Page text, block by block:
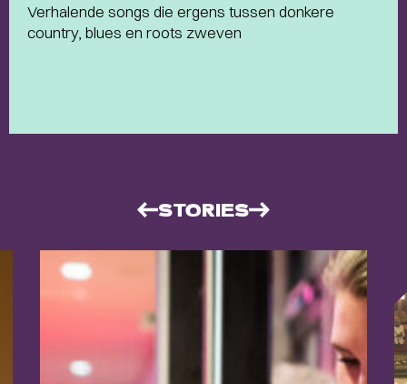
Verhalende songs die ergens tussen donkere
country, blues en roots zweven
STORIES